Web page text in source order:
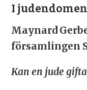
I judendomen
Maynard
församlingen
Kan en jude